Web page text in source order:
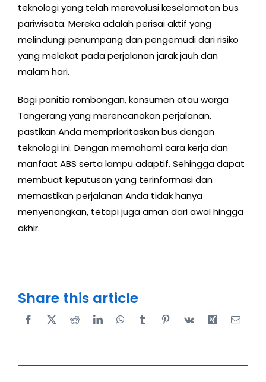
teknologi yang telah merevolusi keselamatan bus
pariwisata. Mereka adalah perisai aktif yang
melindungi penumpang dan pengemudi dari risiko
yang melekat pada perjalanan jarak jauh dan
malam hari.
Bagi panitia rombongan, konsumen atau warga
Tangerang yang merencanakan perjalanan,
pastikan Anda memprioritaskan bus dengan
teknologi ini. Dengan memahami cara kerja dan
manfaat ABS serta lampu adaptif. Sehingga dapat
membuat keputusan yang terinformasi dan
memastikan perjalanan Anda tidak hanya
menyenangkan, tetapi juga aman dari awal hingga
akhir.
Share this article